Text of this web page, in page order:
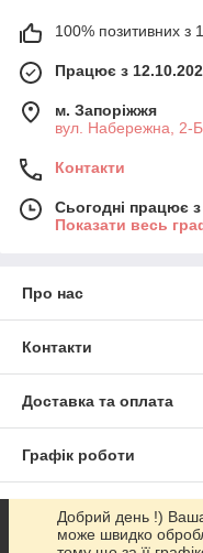
100% позитивних з
Працює з
м. Запоріжжя
вул. Набережна, 2-Б
Контакти
Сьогодні працює
Показати весь
Про нас
Контакти
Доставка та оплата
Графік роботи
Повна версія сайту
Добрий день !)
може швидко